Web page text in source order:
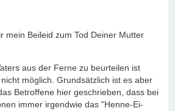
mein Beileid zum Tod Deiner Mutter
aus der Ferne zu beurteilen ist
möglich. Grundsätzlich ist es aber
Betroffene hier geschrieben, dass bei
immer irgendwie das "Henne-Ei-